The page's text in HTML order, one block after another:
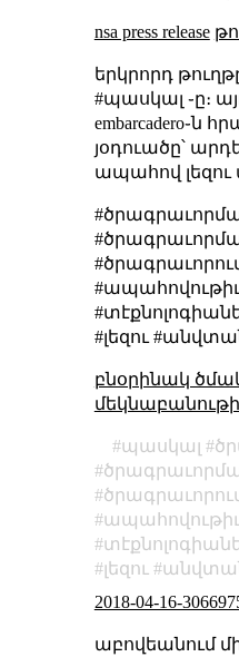
nsa press release
երկրորդ
#պասկալ ֊ը։
embarcadero֊ն
յօդուածը՝
ապահով լեզու
#լեզու
բնօրինակ
պասկալ
լեզու
2018-04-16-
աբովեանում